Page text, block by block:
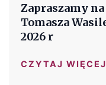
Zapraszamy
Tomasza
2026 r
CZYTAJ WIĘCEJ